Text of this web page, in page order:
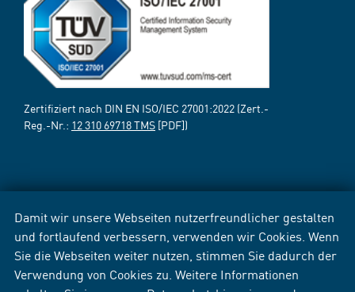
Damit wir unsere Webseiten nutzerfreundlicher gestalten
und fortlaufend verbessern, verwenden wir Cookies. Wenn
Sie die Webseiten weiter nutzen, stimmen Sie dadurch der
Verwendung von Cookies zu. Weitere Informationen
Zertifiziert nach DIN EN ISO/IEC 27001:2022 (Zert.-
Reg.-Nr.: 12 310 69718 TMS [PDF])